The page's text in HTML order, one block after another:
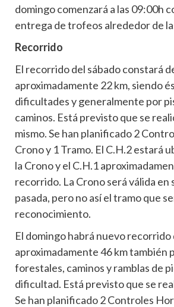
domingo comenzará a las 09:00h
entrega de trofeos alrededor de
Recorrido
El recorrido del sábado constará
aproximadamente 22 km, siendo
dificultades y generalmente por
caminos. Está previsto que se
mismo. Se han planificado 2
Crono y 1 Tramo. El C.H.2 estará
la Crono y el C.H.1
recorrido. La Crono será válida en
pasada, pero no así el tramo que
reconocimiento.
El domingo habrá nuevo
aproximadamente 46 km también
forestales, caminos y ramblas de
dificultad. Está previsto que se
Se han planificado 2 Controles